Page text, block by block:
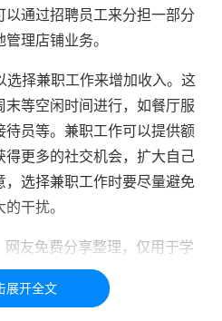
通过招聘员工来分担一部分
理店铺业务。
选择兼职工作来增加收入。这
等空闲时间进行，如餐厅服
员等。兼职工作可以提供额
更多的社交机会，扩大自己
选择兼职工作时要尽量避免
干扰。
友免费分享整理，仅用于学
们48小时处理！！！！